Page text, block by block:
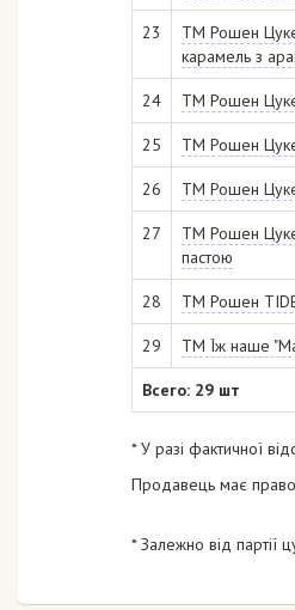
23
ТМ Рошен
карамель з
24 ТМ Рошен
25 ТМ Рошен
26 ТМ Рошен
27
ТМ Рошен
пастою
28 ТМ Рошен
29 ТМ Їж наше
Всего: 29 шт
* У разі фактичної
Продавець має право
* Залежно від партії